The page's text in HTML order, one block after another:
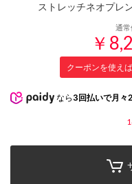
ストレッチネオプレ
通
￥
クーポンを使え
なら 3回払いで月々